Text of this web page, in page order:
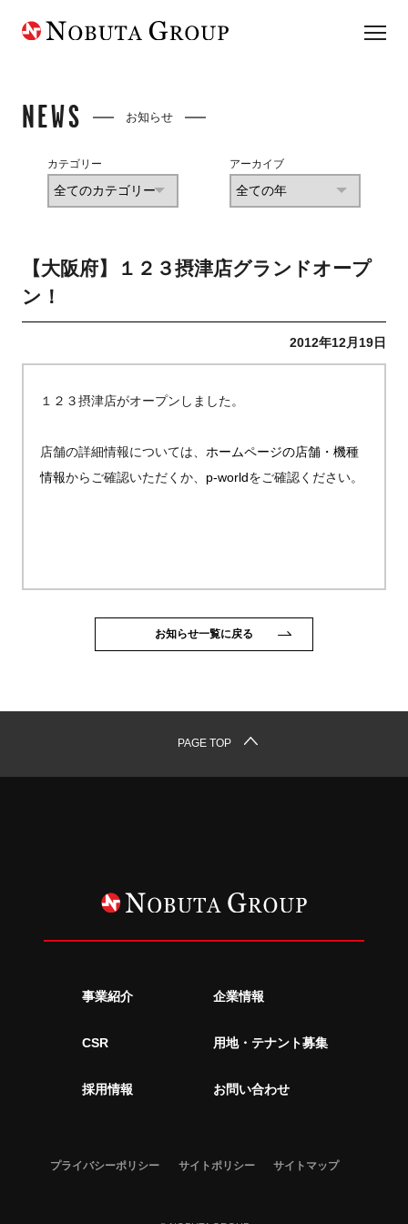
NEWS お知らせ
カテゴリー アーカイブ
【大阪府】１２３摂津店グランドオープ
ン！
2012年12月19日
１２３摂津店がオープンしました。
店舗の詳細情報については、 ホームページの店舗・機種
情報からご確認いただくか、 p-worldをご確認ください。
お知らせ一覧に戻る
PAGE TOP
事業紹介 企業情報
CSR 用地・テナント募集
採用情報 お問い合わせ
プライバシーポリシー サイトポリシー サイトマップ